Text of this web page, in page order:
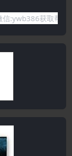
获取帮助！